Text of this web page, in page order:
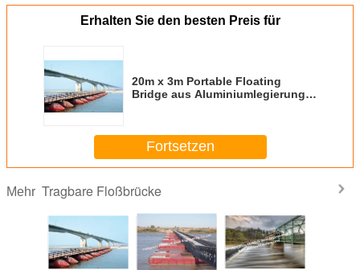
Erhalten Sie den besten Preis für
20m x 3m Portable Floating
Bridge aus Aluminiumlegierung
Fortsetzen
Mehr Tragbare Floßbrücke